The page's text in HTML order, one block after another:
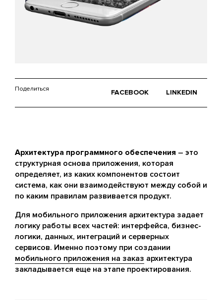
Поделиться FACEBOOK LINKEDIN
Архитектура программного обеспечения – это
структурная основа приложения, которая
определяет, из каких компонентов состоит
система, как они взаимодействуют между собой и
по каким правилам развивается продукт.
Для мобильного приложения архитектура задает
логику работы всех частей: интерфейса, бизнес-
логики, данных, интеграций и серверных
сервисов. Именно поэтому при создании
мобильного приложения на заказ архитектура
закладывается еще на этапе проектирования.